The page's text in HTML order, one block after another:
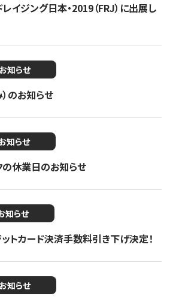
レイジング日本・2019（FRJ）に出展し
お知らせ
のお知らせ
知らせ
の休業日のお知らせ
知らせ
トカード決済手数料引き下げ決定！
お知らせ